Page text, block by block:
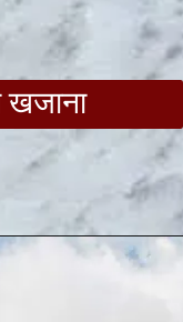
खजाना